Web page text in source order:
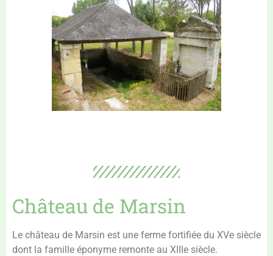
Château de Marsin
Le château de Marsin est une ferme fortifiée du XVe siècle
dont la famille éponyme remonte au XIIIe siècle.